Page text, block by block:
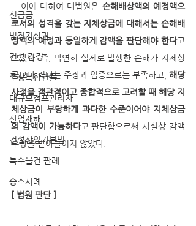
선급금
법정지상권
건설 감정
주상복합건물
대규모점포관리자
산업재해
건설산업기본법
특수물건 판례
승소사례
   이에 대하여 대법원은
손해배상액의 예정액으
로서의 성격을 갖는 지체상금에 대해서는 손해배
상액의 예정과 동일하게 감액을 판단해야 한다고
보았다. 즉, 막연히 실제로 발생한 손해가 지체상
금보다 적다는 주장과 입증으로는 부족하고, 해당
사정을 객관적이고 종합적으로 고려할 때 해당 지
체상금이 부당하게 과다한 수준이어야 지체상금
의 감액이 가능하다고 판단함으로써 사실상 감액
주장을 받아들이지 않았다.
[ 법원 판단 ]